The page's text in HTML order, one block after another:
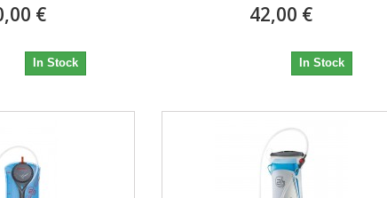
€
In Stock
42,00 €
In Stock